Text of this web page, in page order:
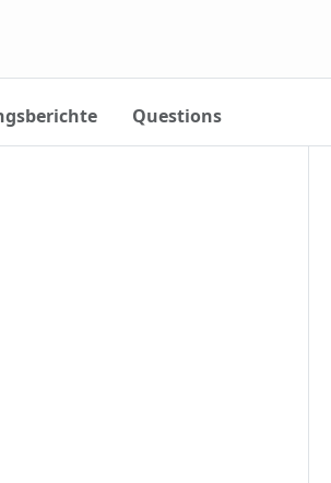
Questions